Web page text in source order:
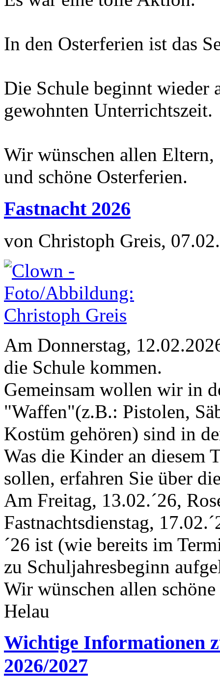
In den Osterferien ist das
Die Schule beginnt wieder
gewohnten Unterrichtszeit.
Wir wünschen allen
und schöne Osterferien.
Fastnacht 2026
von Christoph Greis,
Am Donnerstag,
die Schule kommen.
Gemeinsam wollen wir in
"Waffen"(z.B.: Pistolen,
Kostüm gehören) sind in
Was die Kinder an diesem
sollen, erfahren Sie über
Am Freitag, 13.02.´26,
Fastnachtsdienstag,
´26 ist (wie bereits im
zu Schuljahresbeginn
Wir wünschen allen schöne
Helau
Wichtige Informationen
2026/2027